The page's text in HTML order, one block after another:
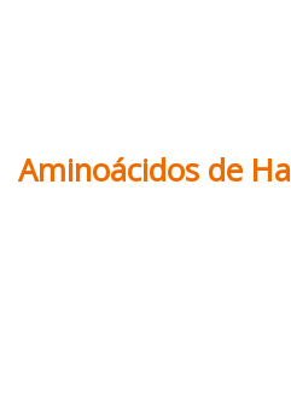
Aminoácidos de